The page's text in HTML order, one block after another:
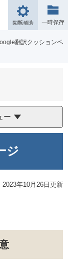
閲
覧
補翻訳クッションペ
ー
ジ
2023年10月26日更新